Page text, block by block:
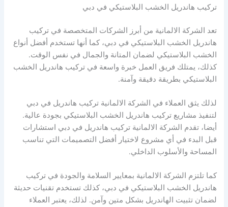
تركيب هاندريل الخشب البلاستيكي في دبي
تعد الشركة الالمانية من أبرز الشركات المتخصصة في تركيب
هاندريل الخشب البلاستيكي في دبي، كما أنها تستخدم أفضل أنواع
الخشب البلاستيكي لضمان المتانة والجمال في نفس الوقت.
كذلك، يمتلك فريق العمل خبرة واسعة في تركيب هاندريل الخشب
البلاستيكي بطريقة دقيقة وآمنة.
لذلك يثق العملاء في الشركة الالمانية تركيب هاندريل في دبي
لتنفيذ مشاريع تركيب هاندريل الخشب البلاستيكي بجودة عالية.
أيضا، تقدم الشركة الالمانية تركيب هاندريل في دبي استشارات
قبل البدء في أي مشروع لاختيار أفضل التصميمات التي تناسب
المساحة والأسلوب الداخلي.
كما تلتزم الشركة الالمانية بمعايير السلامة والجودة في تركيب
هاندريل الخشب البلاستيكي في دبي، كذلك تستخدم تقنيات حديثة
لضمان تثبيت الهاندريل بشكل متين وآمن. لذلك، يعتبر العملاء